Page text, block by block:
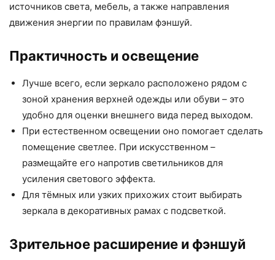
источников света, мебель, а также направления
движения энергии по правилам фэншуй.
Практичность и освещение
Лучше всего, если зеркало расположено рядом с
зоной хранения верхней одежды или обуви – это
удобно для оценки внешнего вида перед выходом.
При естественном освещении оно помогает сделать
помещение светлее. При искусственном –
размещайте его напротив светильников для
усиления светового эффекта.
Для тёмных или узких прихожих стоит выбирать
зеркала в декоративных рамах с подсветкой.
Зрительное расширение и фэншуй